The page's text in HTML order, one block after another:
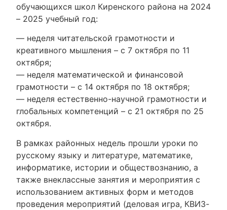
обучающихся школ Киренского района на 2024
– 2025 учебный год:
— неделя читательской грамотности и
креативного мышления – с 7 октября по 11
октября;
— неделя математической и финансовой
грамотности – с 14 октября по 18 октября;
— неделя естественно-научной грамотности и
глобальных компетенций – с 21 октября по 25
октября.
В рамках районных недель прошли уроки по
русскому языку и литературе, математике,
информатике, истории и обществознанию, а
также внеклассные занятия и мероприятия с
использованием активных форм и методов
проведения мероприятий (деловая игра, КВИЗ-